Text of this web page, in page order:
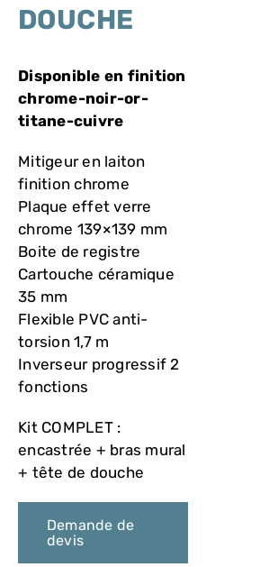
VASQUES
PAROIS DE DOUCHE
RECEVEURS DE DOUCHE
ROBINETTERIE
CONTACT
DOUCHE
Disponible en finition
chrome-noir-or-
titane-cuivre
Mitigeur en laiton
finition chrome
Plaque effet verre
chrome 139×139 mm
Boite de registre
Cartouche céramique
35 mm
Flexible PVC anti-
torsion 1,7 m
Inverseur progressif 2
fonctions
Kit COMPLET :
encastrée + bras mural
+ tête de douche
Demande de
devis